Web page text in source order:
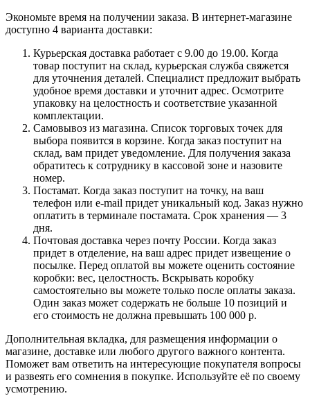
Экономьте время на получении заказа. В интернет-магазине
доступно 4 варианта доставки:
Курьерская доставка работает с 9.00 до 19.00. Когда
товар поступит на склад, курьерская служба свяжется
для уточнения деталей. Специалист предложит выбрать
удобное время доставки и уточнит адрес. Осмотрите
упаковку на целостность и соответствие указанной
комплектации.
Самовывоз из магазина. Список торговых точек для
выбора появится в корзине. Когда заказ поступит на
склад, вам придет уведомление. Для получения заказа
обратитесь к сотруднику в кассовой зоне и назовите
номер.
Постамат. Когда заказ поступит на точку, на ваш
телефон или e-mail придет уникальный код. Заказ нужно
оплатить в терминале постамата. Срок хранения — 3
дня.
Почтовая доставка через почту России. Когда заказ
придет в отделение, на ваш адрес придет извещение о
посылке. Перед оплатой вы можете оценить состояние
коробки: вес, целостность. Вскрывать коробку
самостоятельно вы можете только после оплаты заказа.
Один заказ может содержать не больше 10 позиций и
его стоимость не должна превышать 100 000 р.
Дополнительная вкладка, для размещения информации о
магазине, доставке или любого другого важного контента.
Поможет вам ответить на интересующие покупателя вопросы
и развеять его сомнения в покупке. Используйте её по своему
усмотрению.